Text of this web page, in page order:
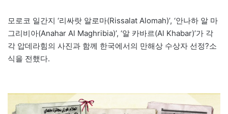
모로코 일간지 ‘리싸랏 알로마(Rissalat Alomah)’, ‘안나하 알 마
그리비아(Anahar Al Maghribia)’, ‘알 카바르(Al Khabar)’가 각
각 압데라힘의 사진과 함께 한국에서의 만해상 수상자 선정?소
식을 전했다.